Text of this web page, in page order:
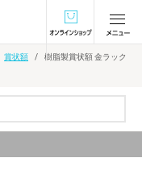
オンラインショ
賞状額
樹脂製賞状額 金ラック